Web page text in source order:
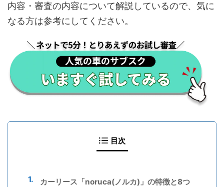
内容・審査の内容について解説しているので、気に
なる方は参考にしてください。
目次
カーリース「noruca(ノルカ)」の特徴と8つ